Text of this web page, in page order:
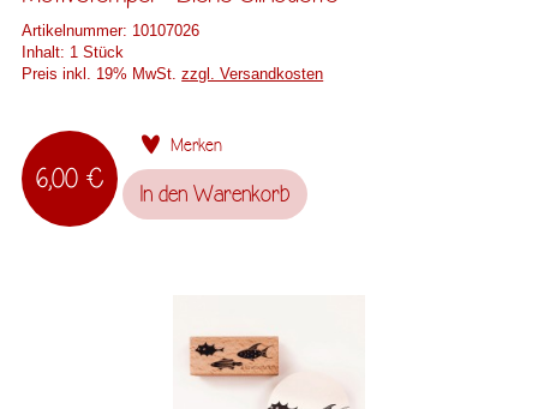
Artikelnummer: 10107026
Inhalt: 1 Stück
Preis inkl. 19% MwSt.zzgl. Versandkosten
6,00 €
Merken
In den Warenkorb